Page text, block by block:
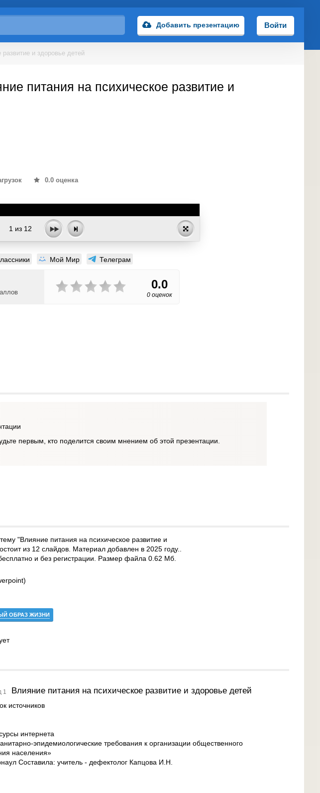
Добавить презентацию Войти
и здоровье детей
питания на психическое развитие и
0.0 оценка
1 из 12
Мой Мир Телеграм
0.0
0 оценок
первым, кто поделится своим мнением об этой презентации.
"Влияние питания на психическое развитие и
из 12 слайдов. Материал добавлен в 2025 году..
и без регистрации. Размер файла 0.62 Мб.
ОБРАЗ ЖИЗНИ
1 Влияние питания на психическое развитие и здоровье детей
источников
интернета
эпидемиологические требования к организации общественного
населения»
Составила: учитель - дефектолог Капцова И.Н.